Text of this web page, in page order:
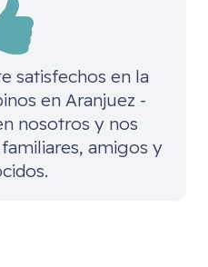
satisfechos en la
en Aranjuez -
nosotros y nos
amigos y